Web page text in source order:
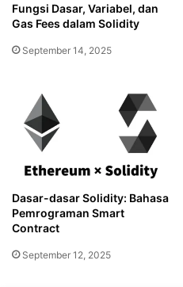
Fungsi Dasar, Variabel, dan
Gas Fees dalam Solidity
September 14, 2025
Dasar-dasar Solidity: Bahasa
Pemrograman Smart
Contract
September 12, 2025